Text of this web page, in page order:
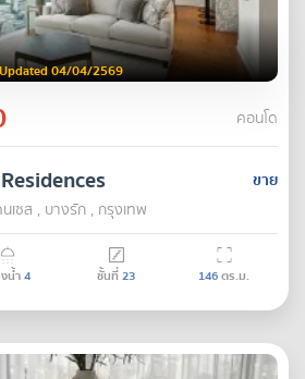
Updated 04/04/2569
คอนโด
ขาย
เซส , บางรัก , กรุงเทพ
น้ำ4 ชั้นที่23 146ตร.ม.